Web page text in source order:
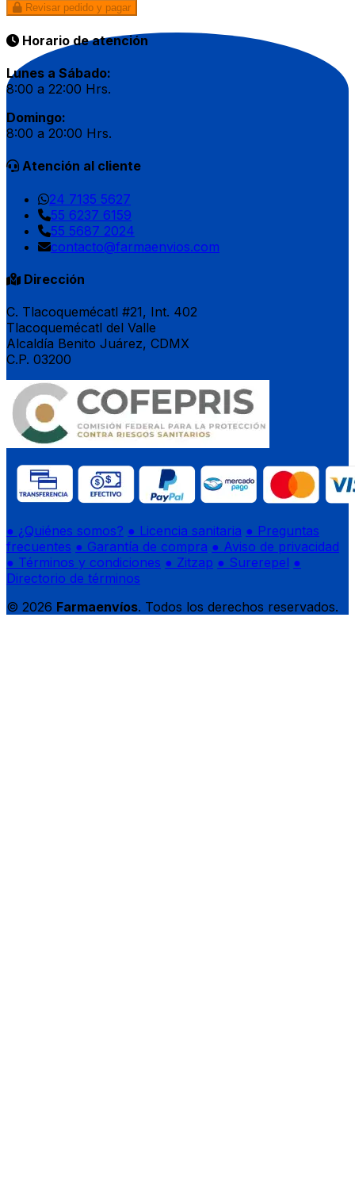
Revisar pedido y pagar
Horario de atención
Lunes a Sábado:
8:00 a 22:00 Hrs.
Domingo:
8:00 a 20:00 Hrs.
Atención al cliente
24 7135 5627
55 6237 6159
55 5687 2024
contacto@farmaenvios.com
Dirección
C. Tlacoquemécatl #21, Int. 402
Tlacoquemécatl del Valle
Alcaldía Benito Juárez, CDMX
C.P. 03200
● ¿Quiénes somos? ● Licencia sanitaria ● Preguntas
frecuentes ● Garantía de compra ● Aviso de privacidad
● Términos y condiciones ● Zitzap ● Surerepel ●
Directorio de términos
© 2026 Farmaenvíos. Todos los derechos reservados.